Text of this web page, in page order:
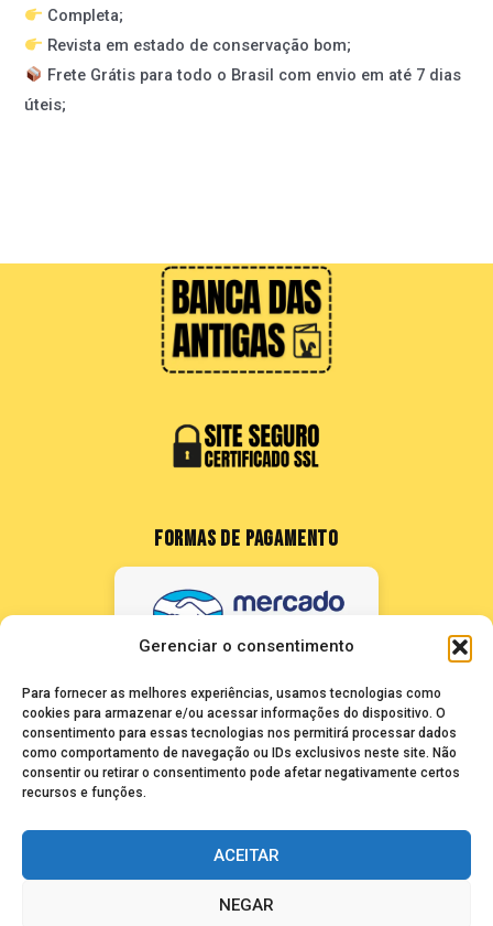
Gerenciar o consentimento
Para fornecer as melhores experiências, usamos tecnologias como
cookies para armazenar e/ou acessar informações do dispositivo. O
consentimento para essas tecnologias nos permitirá processar dados
como comportamento de navegação ou IDs exclusivos neste site. Não
consentir ou retirar o consentimento pode afetar negativamente certos
recursos e funções.
ACEITAR
NEGAR
Completa;
Revista em estado de conservação bom;
Frete Grátis para todo o Brasil com envio em até 7 dias
úteis;
FORMAS DE PAGAMENTO
FALE CONOSCO
seuze@bancadasantigas.com
Copyright © 2026 Banca das Antigas - Revistas Playboy Antigas e